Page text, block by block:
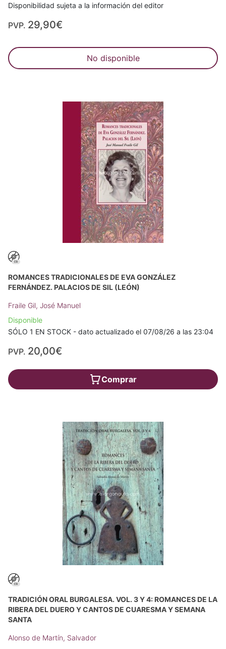
Disponibilidad sujeta a la información del editor
PVP. 29,90€
No disponible
ROMANCES TRADICIONALES DE EVA GONZÁLEZ
FERNÁNDEZ. PALACIOS DE SIL (LEÓN)
Fraile Gil, José Manuel
Disponible
SÓLO 1 EN STOCK - dato actualizado el 07/08/26 a las 23:04
PVP. 20,00€
Comprar
TRADICIÓN ORAL BURGALESA. VOL. 3 Y 4: ROMANCES DE LA
RIBERA DEL DUERO Y CANTOS DE CUARESMA Y SEMANA
SANTA
Alonso de Martín, Salvador